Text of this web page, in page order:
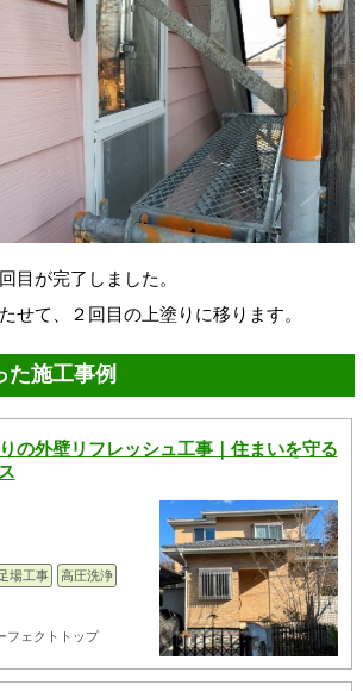
目が完了しました。
せて、２回目の上塗りに移ります。
た施工事例
の外壁リフレッシュ工事｜住まいを守る
足場工事
高圧洗浄
フェクトトップ